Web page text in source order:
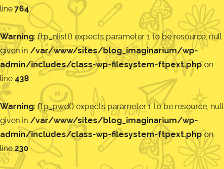
line 764
Warning: ftp_nlist() expects parameter 1 to be resource, null
given in /var/www/sites/blog_imaginarium/wp-
admin/includes/class-wp-filesystem-ftpext.phpon
line 438
Warning: ftp_pwd() expects parameter 1 to be resource, null
given in /var/www/sites/blog_imaginarium/wp-
admin/includes/class-wp-filesystem-ftpext.phpon
line230